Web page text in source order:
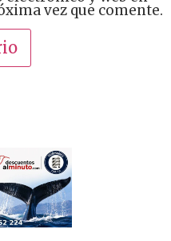
vez que comente.